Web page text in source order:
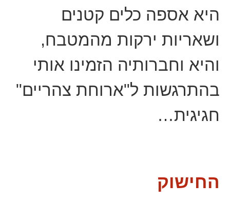
היא אספה כלים קטנים
ושאריות ירקות מהמטבח,
והיא וחברותיה הזמינו אותי
בהתרגשות ל"ארוחת צהריים"
חגיגית…
החישוק